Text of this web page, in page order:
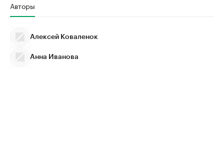
Авторы
Алексей Коваленок
Анна Иванова